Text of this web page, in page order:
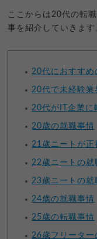
ここからは20代の転
事を紹介していきます
20代におすすめ
20代で未経験業
20代がIT企業に
20歳の就職事情
21歳ニートが正
22歳ニートの就
23歳ニートの就
24歳の就職事情
25歳の転職事情
26歳フリーター